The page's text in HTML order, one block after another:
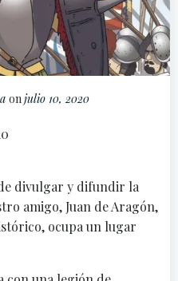
onjulio 10, 2020
divulgar y difundir la
amigo, Juan de Aragón,
ocupa un lugar